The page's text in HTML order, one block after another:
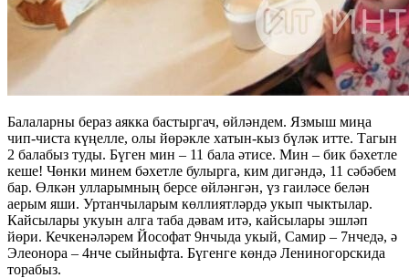
Балаларны бераз аякка бастыргач, өйләндем. Язмыш миңа
чип-чиста күңелле, олы йөрәкле хатын-кыз бүләк итте. Тагын
2 балабыз туды. Бүген мин – 11 бала әтисе. Мин – бик бәхетле
кеше! Чөнки минем бәхетле булырга, ким дигәндә, 11 сәбәбем
бар. Өлкән улларымның берсе өйләнгән, үз гаиләсе белән
аерым яши. Уртанчыларым көллиятләрдә укып чыктылар.
Кайсылары укуын алга таба дәвам итә, кайсылары эшләп
йөри. Кечкенәләрем Йософат 9нчыда укый, Самир – 7нчедә, ә
Элеонора – 4нче сыйныфта. Бүгенге көндә Лениногорскида
торабыз.